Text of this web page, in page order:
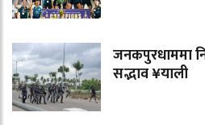
जनकपुरधाममा
सद्भाव ¥याली